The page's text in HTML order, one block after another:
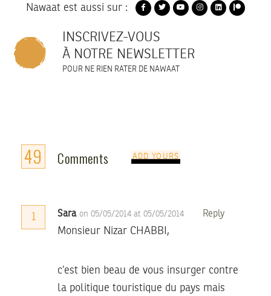
Nawaat est aussi sur :
INSCRIVEZ-VOUS
À NOTRE NEWSLETTER
POUR NE RIEN RATER DE NAWAAT
49 Comments ADD YOURS
1 Sara on 05/05/2014 at 05/05/2014 Reply
Monsieur Nizar CHABBI,
c’est bien beau de vous insurger contre
la politique touristique du pays mais